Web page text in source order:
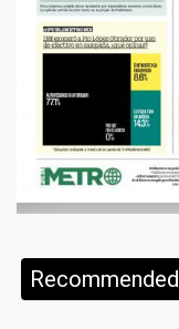
Recommended